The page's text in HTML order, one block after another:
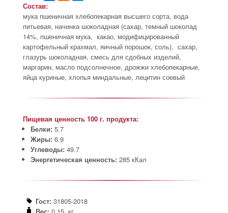
Состав:
мука пшеничная хлебопекарная высшего сорта, вода
питьевая, начинка шоколадная (сахар, темный шоколад
14%, пшеничная мука, какао, модифицированный
картофельный крахмал, яичный порошок, соль), сахар,
глазурь шоколадная, смесь для сдобных изделий,
маргарин, масло подсолнечное, дрожжи хлебопекарные,
яйца куриные, хлопья миндальные, лецитин соевый
Пищевая ценность 100 г. продукта:
Белки: 5.7
Жиры: 6.9
Углеводы: 49.7
Энергетическая ценность: 285 кКал
Гост: 31805-2018
Вес: 0.15 кг.